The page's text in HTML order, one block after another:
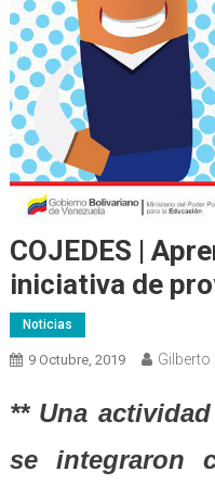
COJEDES |
iniciativa de
Noticias
9 Octubre, 2019 Gilberto
** Una
se integraron